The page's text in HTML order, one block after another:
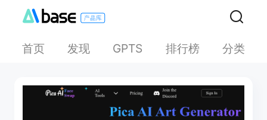
首页 发现 GPTS 排行榜 分类